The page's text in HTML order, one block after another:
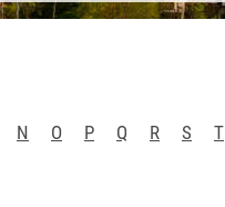
N O P Q R S T